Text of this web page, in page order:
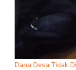
Dana Desa Tidak